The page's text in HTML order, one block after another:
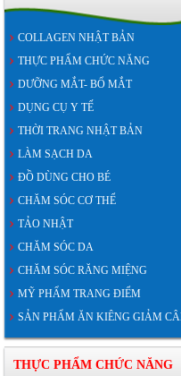
COLLAGEN NHẬT BẢN
THỰC PHẨM CHỨC NĂNG
DƯỠNG MẮT- BỔ MẮT
DỤNG CỤ Y TẾ
THỜI TRANG NHẬT BẢN
LÀM SẠCH DA
ĐỒ DÙNG CHO BÉ
CHĂM SÓC CƠ THỂ
TẢO NHẬT
CHĂM SÓC DA
CHĂM SÓC RĂNG MIỆNG
MỸ PHẨM TRANG ĐIỂM
SẢN PHẨM ĂN KIÊNG GIẢM
THỰC PHẨM CHỨC NĂNG